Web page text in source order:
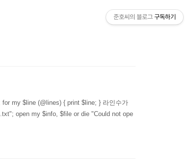
my $line (@lines) { print $line; } 라인수가
open my $info, $file or die "Could not ope
준호씨의 블로그 구독하기